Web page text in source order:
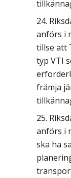
anförs i
tillse att
typ VTI
främja
anförs i
ska ha